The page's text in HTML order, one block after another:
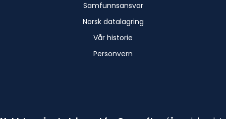
Samfunnsansvar
Norsk datalagring
Vår historie
Personvern